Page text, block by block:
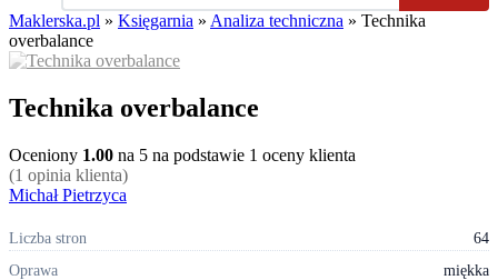
Maklerska.pl » Księgarnia » Analiza techniczna » Technika
overbalance
Technika overbalance
Oceniony 1.00 na 5 na podstawie 1 oceny klienta
(1 opinia klienta)
Michał Pietrzyca
Liczba stron
64
Oprawa
miękka